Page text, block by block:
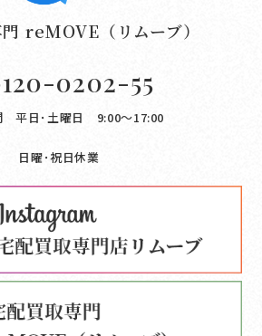
reMOVE（リムーブ）
0202-55
平日･土曜日 9:00〜17:00
日曜･祝日休業